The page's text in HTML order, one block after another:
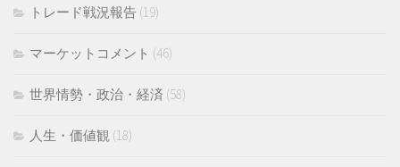
トレード戦況報告 (19)
マーケットコメント (46)
世界情勢・政治・経済 (58)
人生・価値観 (18)